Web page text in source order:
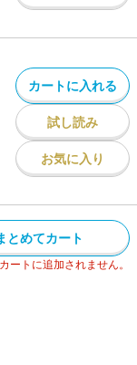
カートに入れる
試し読み
お気に入り
とめてカート
トに追加されません。